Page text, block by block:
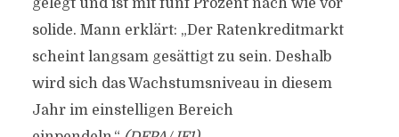
gelegt und ist mit fünf Prozent nach wie vor
solide. Mann erklärt: „Der Ratenkreditmarkt
scheint langsam gesättigt zu sein. Deshalb
wird sich das Wachstumsniveau in diesem
Jahr im einstelligen Bereich